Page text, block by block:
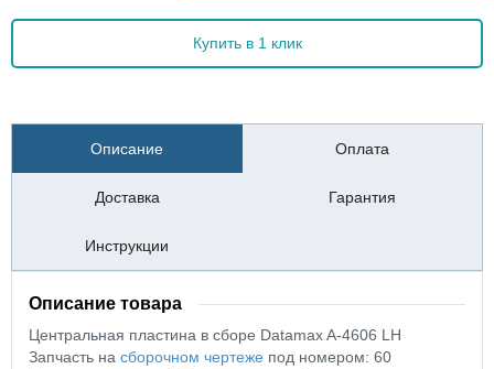
Купить в 1 клик
Описание Оплата
Доставка Гарантия
Инструкции
Описание товара
Центральная пластина в сборе Datamax A-4606 LH
Запчасть на сборочном чертеже под номером: 60